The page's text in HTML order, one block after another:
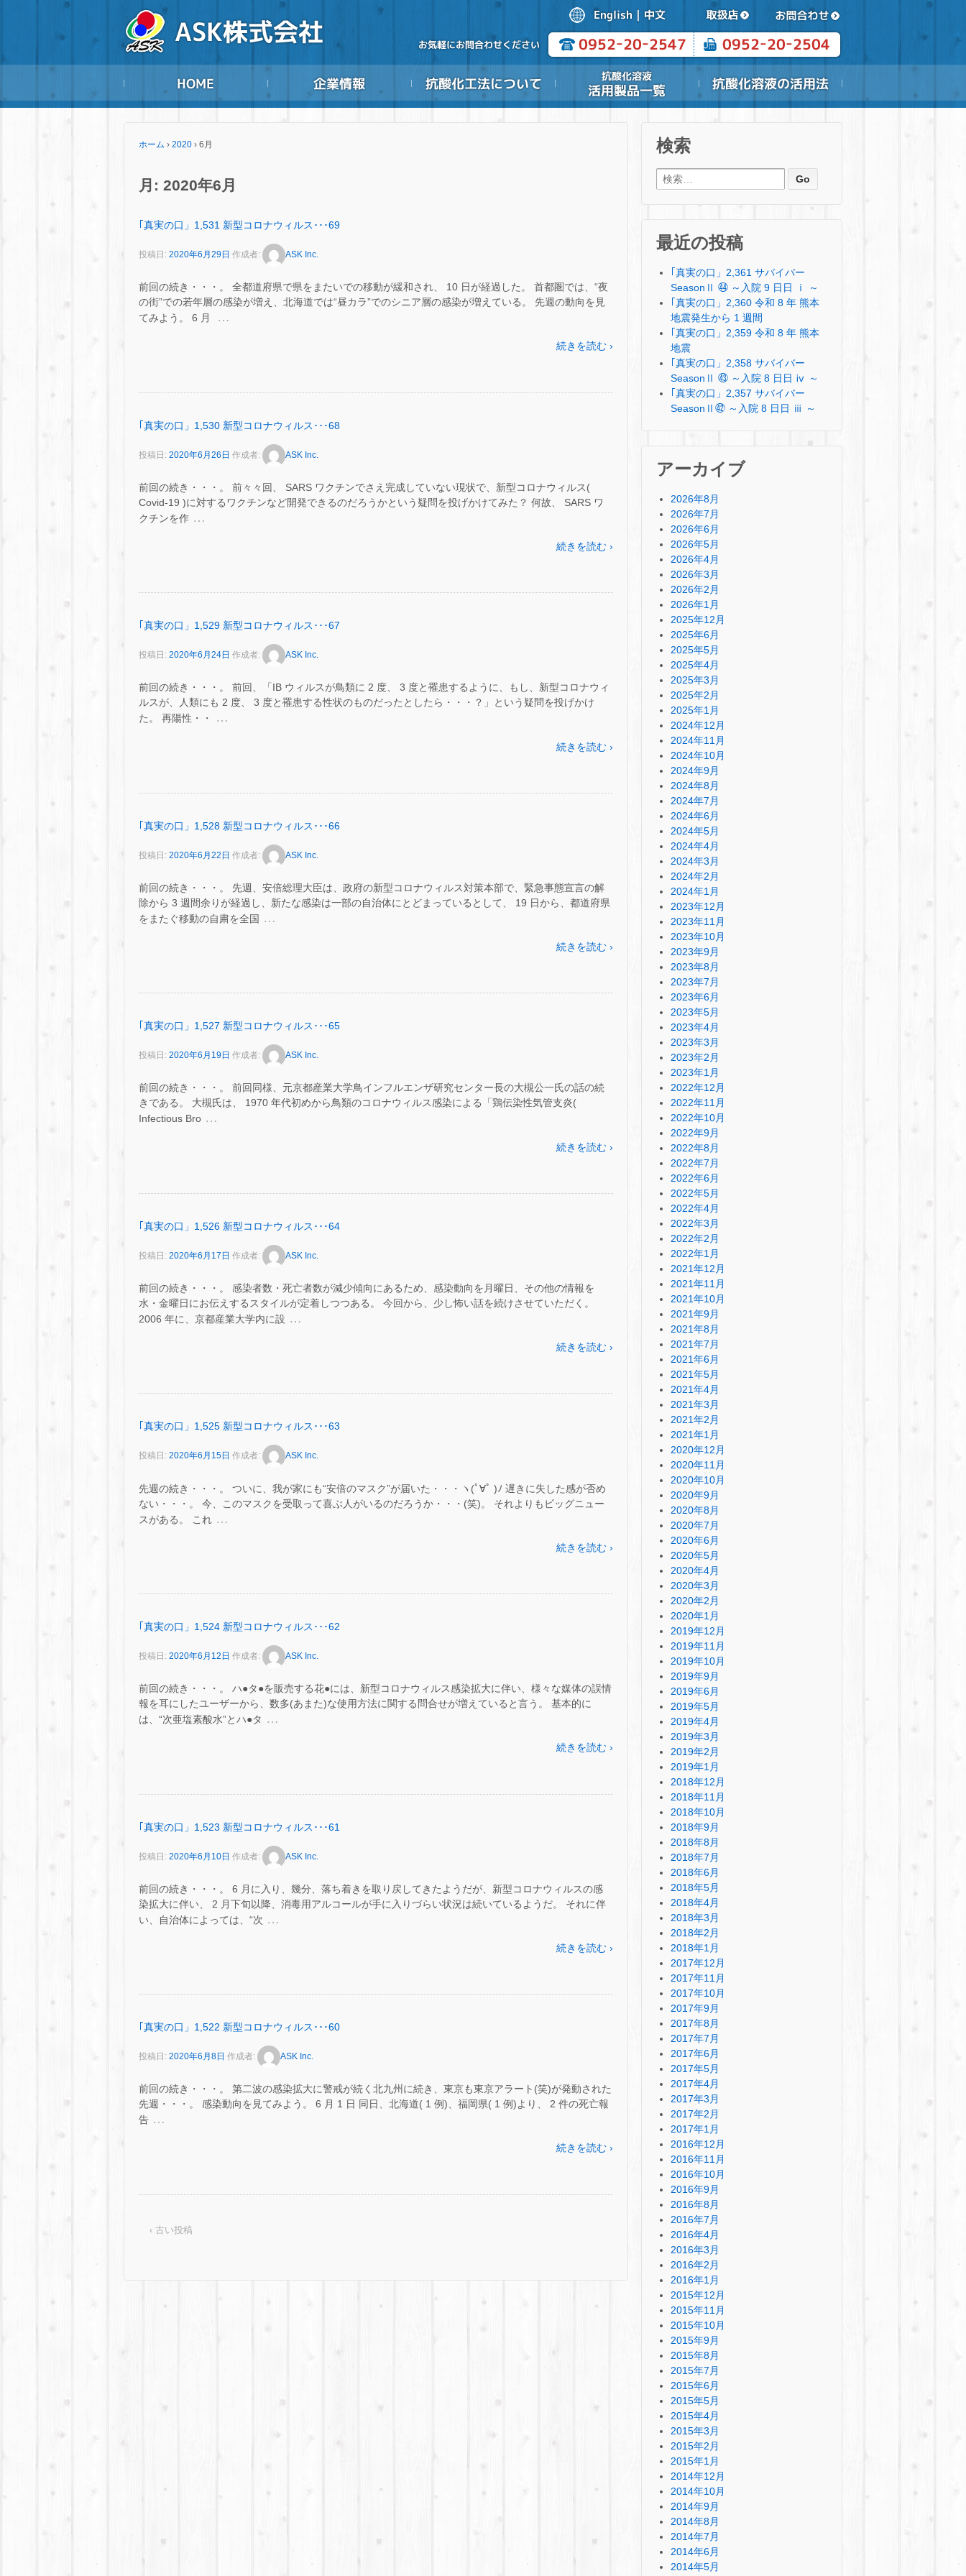
ホーム › 2020 › 6月
月: 2020年6月
｢真実の口」1,531 新型コロナウィルス･･･69
投稿日: 2020年6月29日 作成者: ASK Inc.
前回の続き・・・。 全都道府県で県をまたいでの移動が緩和され、 10 日が経過した。 首都圏では、“夜
の街”での若年層の感染が増え、北海道では“昼カラ”でのシニア層の感染が増えている。 先週の動向を見
てみよう。 6 月
…
続きを読む ›
｢真実の口」1,530 新型コロナウィルス･･･68
投稿日: 2020年6月26日 作成者: ASK Inc.
前回の続き・・・。 前々々回、 SARS ワクチンでさえ完成していない現状で、新型コロナウィルス(
Covid-19 )に対するワクチンなど開発できるのだろうかという疑問を投げかけてみた？ 何故、 SARS ワ
クチンを作 …
続きを読む ›
｢真実の口」1,529 新型コロナウィルス･･･67
投稿日: 2020年6月24日 作成者: ASK Inc.
前回の続き・・・。 前回、「IB ウィルスが鳥類に 2 度、 3 度と罹患するように、もし、新型コロナウィ
ルスが、人類にも 2 度、 3 度と罹患する性状のものだったとしたら・・・？」という疑問を投げかけ
た。 再陽性・・
…
続きを読む ›
｢真実の口」1,528 新型コロナウィルス･･･66
投稿日: 2020年6月22日 作成者: ASK Inc.
前回の続き・・・。 先週、安倍総理大臣は、政府の新型コロナウィルス対策本部で、緊急事態宣言の解
除から 3 週間余りが経過し、新たな感染は一部の自治体にとどまっているとして、 19 日から、都道府県
をまたぐ移動の自粛を全国 …
続きを読む ›
｢真実の口」1,527 新型コロナウィルス･･･65
投稿日: 2020年6月19日 作成者: ASK Inc.
前回の続き・・・。 前回同様、元京都産業大学鳥インフルエンザ研究センター長の大槻公一氏の話の続
きである。 大槻氏は、 1970 年代初めから鳥類のコロナウィルス感染による「鶏伝染性気管支炎(
Infectious Bro …
続きを読む ›
｢真実の口」1,526 新型コロナウィルス･･･64
投稿日: 2020年6月17日 作成者: ASK Inc.
前回の続き・・・。 感染者数・死亡者数が減少傾向にあるため、感染動向を月曜日、その他の情報を
水・金曜日にお伝えするスタイルが定着しつつある。 今回から、少し怖い話を続けさせていただく。
2006 年に、京都産業大学内に設 …
続きを読む ›
｢真実の口」1,525 新型コロナウィルス･･･63
投稿日: 2020年6月15日 作成者: ASK Inc.
先週の続き・・・。 ついに、我が家にも“安倍のマスク”が届いた・・・ヽ(ﾟ∀ﾟ )ﾉ 遅きに失した感が否め
ない・・・。 今、このマスクを受取って喜ぶ人がいるのだろうか・・・(笑)。 それよりもビッグニュー
スがある。 これ …
続きを読む ›
｢真実の口」1,524 新型コロナウィルス･･･62
投稿日: 2020年6月12日 作成者: ASK Inc.
前回の続き・・・。 ハ●タ●を販売する花●には、新型コロナウィルス感染拡大に伴い、様々な媒体の誤情
報を耳にしたユーザーから、数多(あまた)な使用方法に関する問合せが増えていると言う。 基本的に
は、“次亜塩素酸水”とハ●タ …
続きを読む ›
｢真実の口」1,523 新型コロナウィルス･･･61
投稿日: 2020年6月10日 作成者: ASK Inc.
前回の続き・・・。 6 月に入り、幾分、落ち着きを取り戻してきたようだが、新型コロナウィルスの感
染拡大に伴い、 2 月下旬以降、消毒用アルコールが手に入りづらい状況は続いているようだ。 それに伴
い、自治体によっては、“次 …
続きを読む ›
｢真実の口」1,522 新型コロナウィルス･･･60
投稿日: 2020年6月8日 作成者: ASK Inc.
前回の続き・・・。 第二波の感染拡大に警戒が続く北九州に続き、東京も東京アラート(笑)が発動された
先週・・・。 感染動向を見てみよう。 6 月 1 日 同日、北海道( 1 例)、福岡県( 1 例)より、 2 件の死亡報
告 …
続きを読む ›
‹ 古い投稿
検索
検索:
最近の投稿
｢真実の口」2,361 サバイバー
SeasonⅡ ㊹ ～入院 9 日日 ⅰ ～
｢真実の口」2,360 令和 8 年 熊本
地震発生から 1 週間
｢真実の口」2,359 令和 8 年 熊本
地震
｢真実の口」2,358 サバイバー
SeasonⅡ ㊸ ～入院 8 日日 ⅳ ～
｢真実の口」2,357 サバイバー
SeasonⅡ㊷ ～入院 8 日日 ⅲ ～
アーカイブ
2026年8月
2026年7月
2026年6月
2026年5月
2026年4月
2026年3月
2026年2月
2026年1月
2025年12月
2025年6月
2025年5月
2025年4月
2025年3月
2025年2月
2025年1月
2024年12月
2024年11月
2024年10月
2024年9月
2024年8月
2024年7月
2024年6月
2024年5月
2024年4月
2024年3月
2024年2月
2024年1月
2023年12月
2023年11月
2023年10月
2023年9月
2023年8月
2023年7月
2023年6月
2023年5月
2023年4月
2023年3月
2023年2月
2023年1月
2022年12月
2022年11月
2022年10月
2022年9月
2022年8月
2022年7月
2022年6月
2022年5月
2022年4月
2022年3月
2022年2月
2022年1月
2021年12月
2021年11月
2021年10月
2021年9月
2021年8月
2021年7月
2021年6月
2021年5月
2021年4月
2021年3月
2021年2月
2021年1月
2020年12月
2020年11月
2020年10月
2020年9月
2020年8月
2020年7月
2020年6月
2020年5月
2020年4月
2020年3月
2020年2月
2020年1月
2019年12月
2019年11月
2019年10月
2019年9月
2019年6月
2019年5月
2019年4月
2019年3月
2019年2月
2019年1月
2018年12月
2018年11月
2018年10月
2018年9月
2018年8月
2018年7月
2018年6月
2018年5月
2018年4月
2018年3月
2018年2月
2018年1月
2017年12月
2017年11月
2017年10月
2017年9月
2017年8月
2017年7月
2017年6月
2017年5月
2017年4月
2017年3月
2017年2月
2017年1月
2016年12月
2016年11月
2016年10月
2016年9月
2016年8月
2016年7月
2016年4月
2016年3月
2016年2月
2016年1月
2015年12月
2015年11月
2015年10月
2015年9月
2015年8月
2015年7月
2015年6月
2015年5月
2015年4月
2015年3月
2015年2月
2015年1月
2014年12月
2014年10月
2014年9月
2014年8月
2014年7月
2014年6月
2014年5月